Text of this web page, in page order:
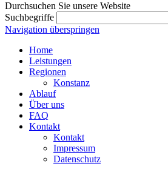
Durchsuchen Sie unsere Website
Suchbegriffe
Navigation überspringen
Home
Leistungen
Regionen
Konstanz
Ablauf
Über uns
FAQ
Kontakt
Kontakt
Impressum
Datenschutz